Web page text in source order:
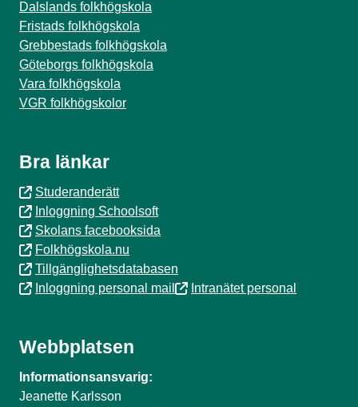
Dalslands folkhögskola
Fristads folkhögskola
Grebbestads folkhögskola
Göteborgs folkhögskola
Vara folkhögskola
VGR folkhögskolor
Bra länkar
Studeranderätt
Inloggning Schoolsoft
Skolans facebooksida
Folkhögskola.nu
Tillgänglighetsdatabasen
Inloggning personal mail
Intranätet personal
Webbplatsen
Informationsansvarig:
Jeanette Karlsson